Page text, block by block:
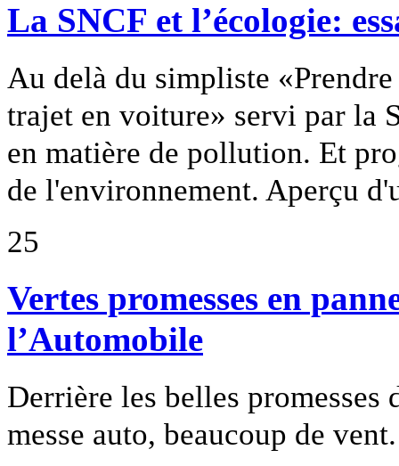
La SNCF et l’écologie:
Au delà du simpliste
trajet en voiture» servi par la
en matière de pollution. Et
de l'environnement. Aperçu
25
Vertes promesses en
l’Automobile
Derrière les belles
messe auto, beaucoup de vent.